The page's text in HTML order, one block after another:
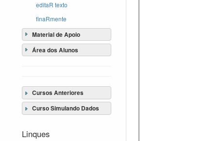
editaR texto
finaRmente
Material de Apoio
Área dos Alunos
Cursos Anteriores
Curso Simulando Dados
Linques